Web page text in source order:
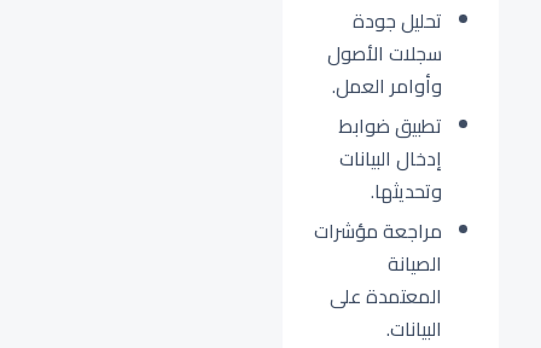
تحليل جودة
سجلات الأصول
وأوامر العمل.
تطبيق ضوابط
إدخال البيانات
وتحديثها.
مراجعة مؤشرات
الصيانة
المعتمدة على
البيانات.